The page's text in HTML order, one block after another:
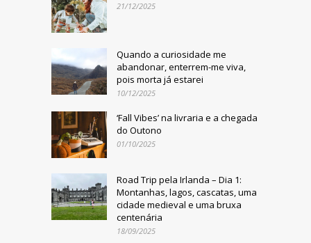
21/12/2025
Quando a curiosidade me
abandonar, enterrem-me viva,
pois morta já estarei
10/12/2025
‘Fall Vibes’ na livraria e a chegada
do Outono
01/10/2025
Road Trip pela Irlanda – Dia 1:
Montanhas, lagos, cascatas, uma
cidade medieval e uma bruxa
centenária
18/09/2025